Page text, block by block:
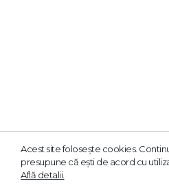
Acest site foloseşte cookies.
presupune că eşti de acord cu
Află detalii.